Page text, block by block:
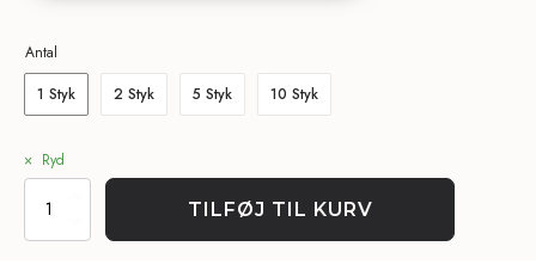
Antal
1 Styk
2 Styk 5 Styk 10 Styk
Ryd
CBN
THCa
TILFØJ TIL KURV